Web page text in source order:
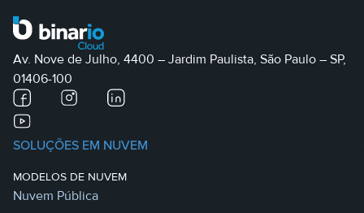
Av. Nove de Julho, 4400 – Jardim Paulista, São Paulo – SP,
01406-100
SOLUÇÕES EM NUVEM
MODELOS DE NUVEM
Nuvem Pública